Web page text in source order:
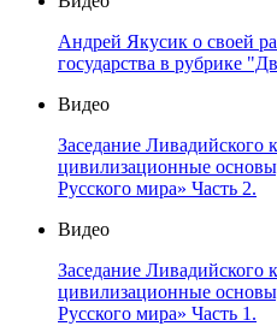
Андрей Якусик о своей
государства в рубрике
Видео
Заседание Ливадийского
цивилизационные
Русского мира» Часть 2.
Видео
Заседание Ливадийского
цивилизационные
Русского мира» Часть 1.